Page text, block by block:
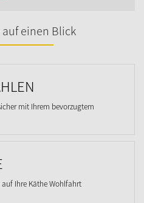
einen Blick
mit Ihrem bevorzugtem
Ihre Käthe Wohlfahrt